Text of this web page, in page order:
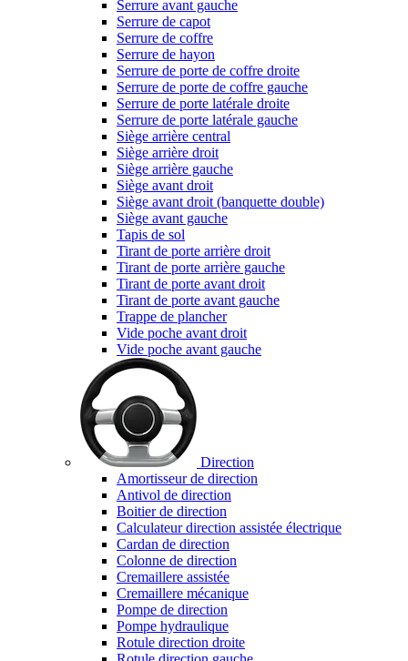
Serrure avant gauche
Serrure de capot
Serrure de coffre
Serrure de hayon
Serrure de porte de coffre droite
Serrure de porte de coffre gauche
Serrure de porte latérale droite
Serrure de porte latérale gauche
Siège arrière central
Siège arrière droit
Siège arrière gauche
Siège avant droit
Siège avant droit (banquette double)
Siège avant gauche
Tapis de sol
Tirant de porte arrière droit
Tirant de porte arrière gauche
Tirant de porte avant droit
Tirant de porte avant gauche
Trappe de plancher
Vide poche avant droit
Vide poche avant gauche
Direction
Amortisseur de direction
Antivol de direction
Boitier de direction
Calculateur direction assistée électrique
Cardan de direction
Colonne de direction
Cremaillere assistée
Cremaillere mécanique
Pompe de direction
Pompe hydraulique
Rotule direction droite